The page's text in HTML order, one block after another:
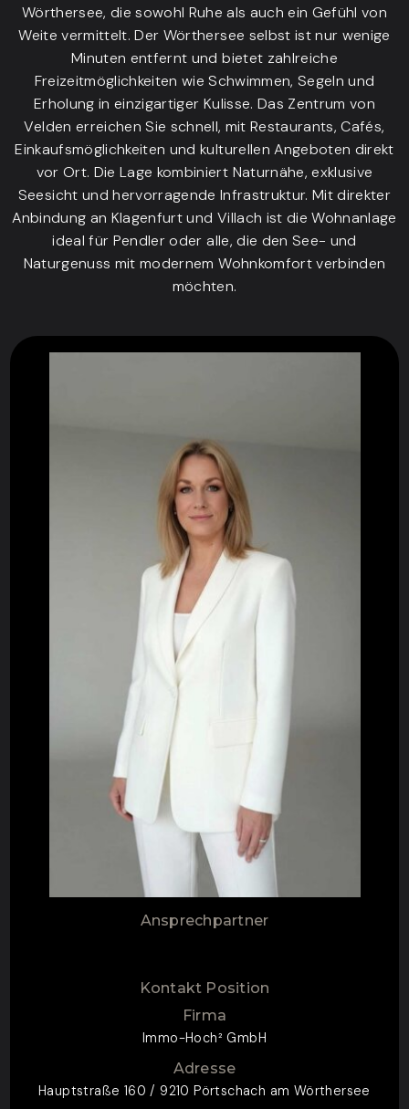
Wörthersee, die sowohl Ruhe als auch ein Gefühl von
Weite vermittelt. Der Wörthersee selbst ist nur wenige
Minuten entfernt und bietet zahlreiche
Freizeitmöglichkeiten wie Schwimmen, Segeln und
Erholung in einzigartiger Kulisse. Das Zentrum von
Velden erreichen Sie schnell, mit Restaurants, Cafés,
Einkaufsmöglichkeiten und kulturellen Angeboten direkt
vor Ort. Die Lage kombiniert Naturnähe, exklusive
Seesicht und hervorragende Infrastruktur. Mit direkter
Anbindung an Klagenfurt und Villach ist die Wohnanlage
ideal für Pendler oder alle, die den See- und
Naturgenuss mit modernem Wohnkomfort verbinden
möchten.
Ansprechpartner
Kontakt Position
Firma
Immo-Hoch² GmbH
Adresse
Hauptstraße 160 / 9210 Pörtschach am Wörthersee